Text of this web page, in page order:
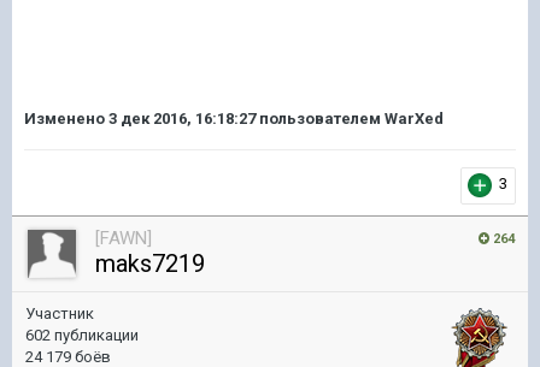
Изменено 3 дек 2016, 16:18:27пользователем WarXed
3
264
[FAWN]
maks7219
Участник
602 публикации
24 179 боёв